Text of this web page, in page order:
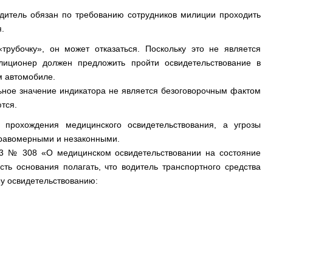
обязан по требованию сотрудников милиции проходить
он может отказаться. Поскольку это не является
должен предложить пройти освидетельствование в
автомобиле.
значение индикатора не является безоговорочным фактом
медицинского освидетельствования, а угрозы
и незаконными.
308 «О медицинском освидетельствовании на состояние
основания полагать, что водитель транспортного средства
освидетельствованию: